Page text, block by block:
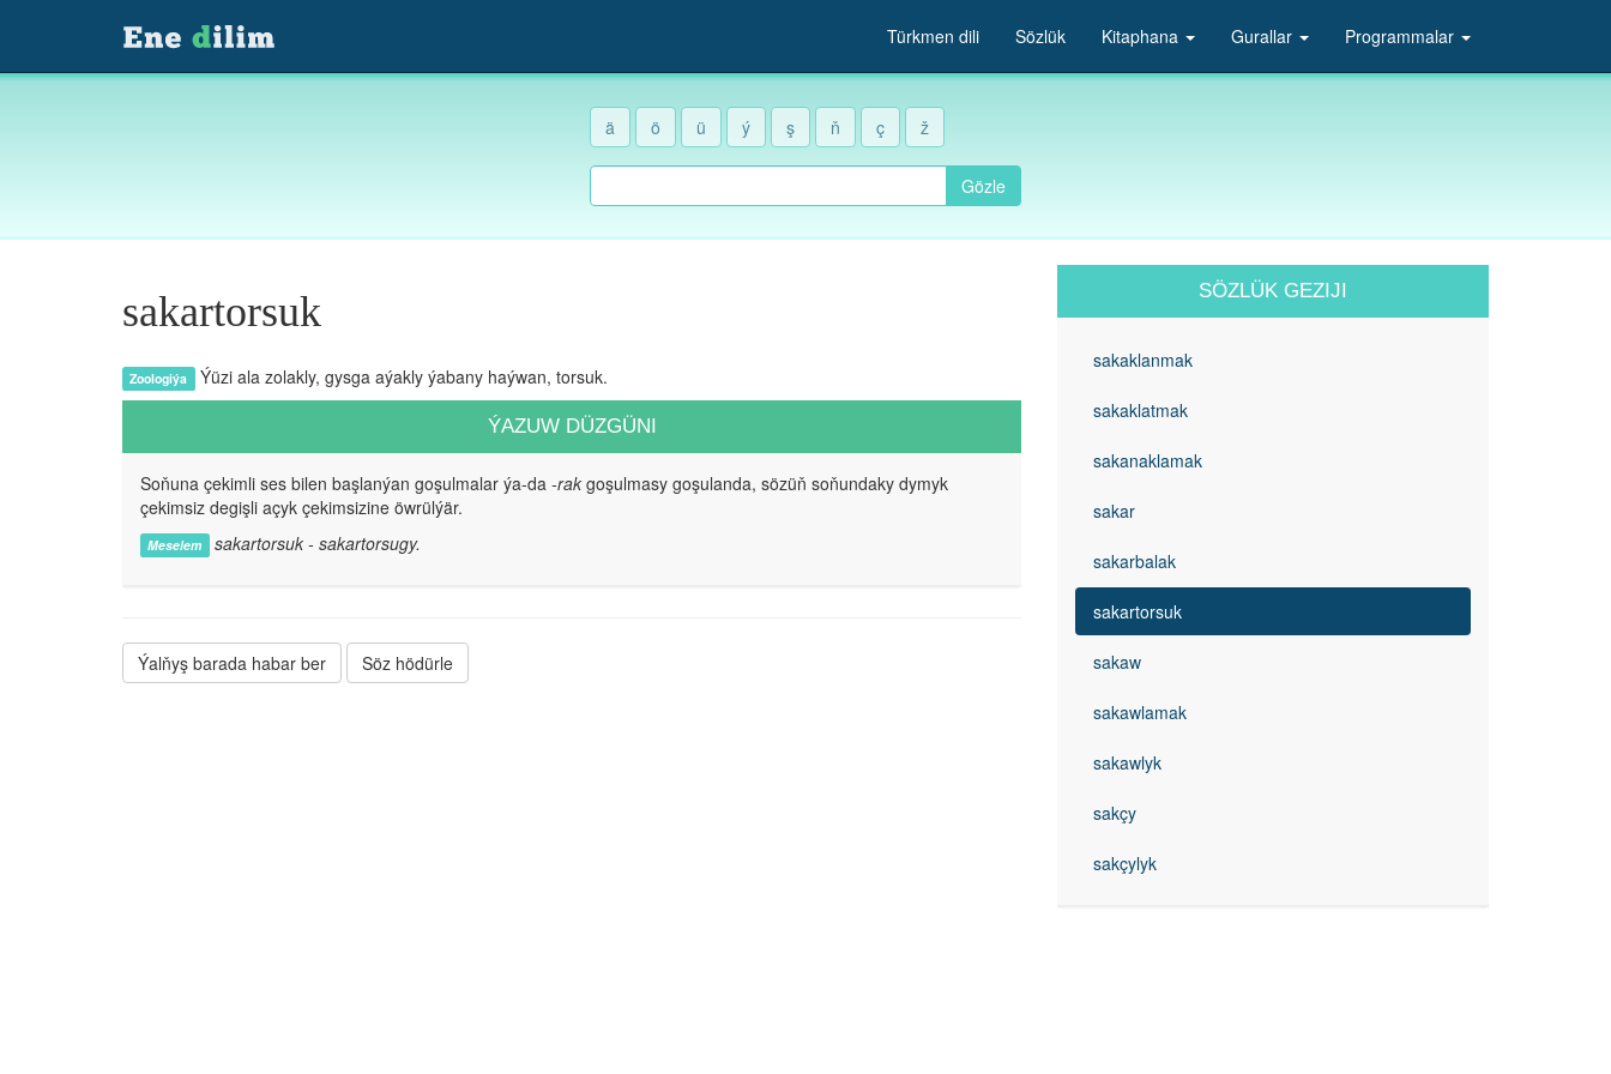
Türkmen dili Sözlük Kitaphana Gurallar Programmalar
ä ö ü ý ş ň ç ž
Gözle
sakartorsuk
Zoologiýa Ýüzi ala zolakly, gysga aýakly ýabany haýwan, torsuk.
ÝAZUW DÜZGÜNI
Soňuna çekimli ses bilen başlanýan goşulmalar ýa-da -rak goşulmasy goşulanda, sözüň soňundaky dymyk
çekimsiz degişli açyk çekimsizine öwrülýär.
Meselem sakartorsuk - sakartorsugy.
Ýalňyş barada habar ber Söz hödürle
SÖZLÜK GEZIJI
sakaklanmak
sakaklatmak
sakanaklamak
sakar
sakarbalak
sakartorsuk
sakaw
sakawlamak
sakawlyk
sakçy
sakçylyk